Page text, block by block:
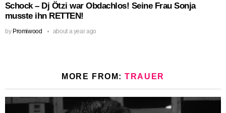
Schock – Dj Ötzi war Obdachlos! Seine Frau Sonja
musste ihn RETTEN!
by Promiwood about a year ago
MORE FROM:TRAUER